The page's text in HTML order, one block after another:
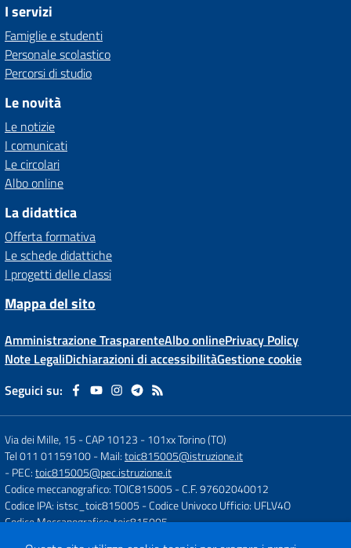
I servizi
Famiglie e studenti
Personale scolastico
Percorsi di studio
Le novità
Le notizie
I comunicati
Le circolari
Albo online
La didattica
Offerta formativa
Le schede didattiche
I progetti delle classi
Mappa del sito
Amministrazione TrasparenteAlbo onlinePrivacy Policy
Note LegaliDichiarazioni di accessibilitàGestione cookie
Seguici su:
Via dei Mille, 15 - CAP 10123 -101xx Torino (TO)
Tel 011 01159100- Mail:toic815005@istruzione.it
- PEC:toic815005@pec.istruzione.it
Codice meccanografico: TOIC815005 - C.F. 97602040012
Codice IPA: istsc_toic815005 - Codice Univoco Ufficio: UFLV4O
Codice Meccanografico: toic815005